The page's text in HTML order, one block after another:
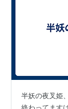
半妖の夜叉姫
終わってます